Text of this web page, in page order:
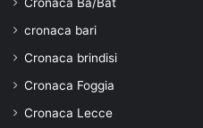
cronaca bari
Cronaca brindisi
Cronaca Foggia
Cronaca Lecce